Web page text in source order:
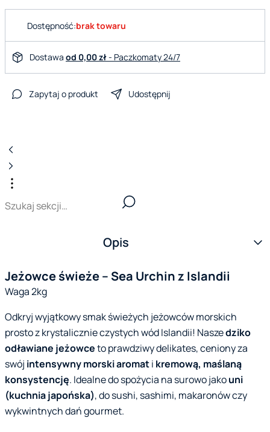
Dostępność:brak towaru
Dostawa od 0,00 zł- Paczkomaty 24/7
Zapytaj o produkt Udostępnij
Opis
Jeżowce świeże – Sea Urchin z Islandii
Waga 2kg
Odkryj wyjątkowy smak świeżych jeżowców morskich
prosto z krystalicznie czystych wód Islandii! Naszedziko
odławiane jeżowceto prawdziwy delikates, ceniony za
swój intensywny morski aromati kremową, maślaną
konsystencję. Idealne do spożycia na surowo jakouni
(kuchnia japońska), do sushi, sashimi, makaronów czy
wykwintnych dań gourmet.